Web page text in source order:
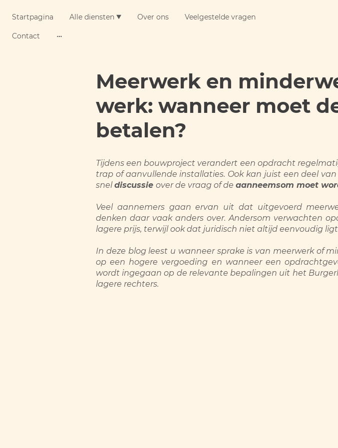
Startpagina Alle diensten Over ons Veelgestelde vragen
Contact
Meerwerk en
werk: wanneer moet
betalen?
Tijdens een bouwproject verandert een opdracht
trap of aanvullende installaties. Ook kan juist een deel
sneldiscussie over de vraag of de aanneemsom moet
Veel aannemers gaan ervan uit dat uitgevoerd
denken daar vaak anders over. Andersom verwachten
lagere prijs, terwijl ook dat juridisch niet altijd eenvoudig
In deze blog leest u wanneer sprake is van meerwerk of
op een hogere vergoeding en wanneer een
wordt ingegaan op de relevante bepalingen uit het
lagere rechters.